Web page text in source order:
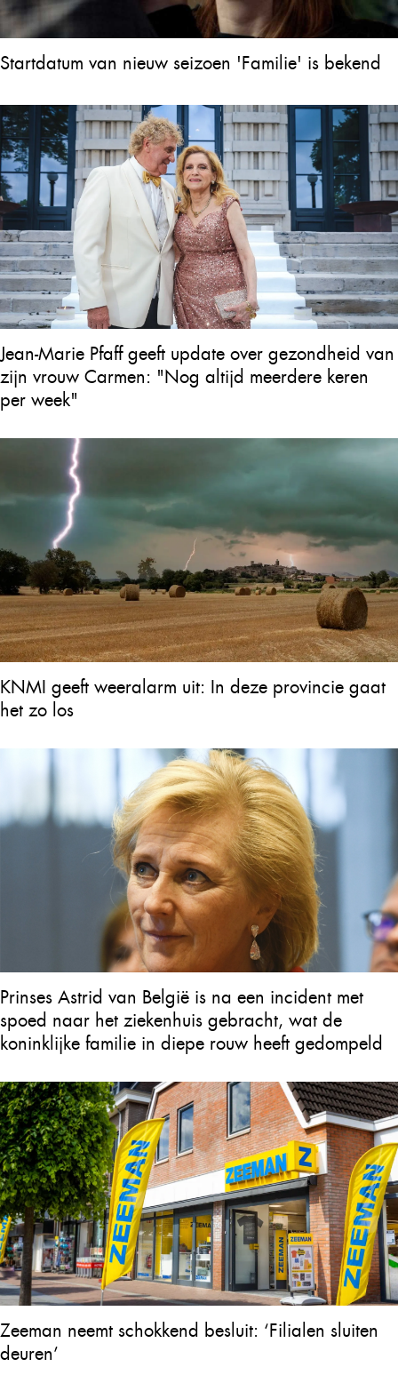
Startdatum van nieuw seizoen 'Familie' is bekend
Jean-Marie Pfaff geeft update over gezondheid van
zijn vrouw Carmen: "Nog altijd meerdere keren
per week"
KNMI geeft weeralarm uit: In deze provincie gaat
het zo los
Prinses Astrid van België is na een incident met
spoed naar het ziekenhuis gebracht, wat de
koninklijke familie in diepe rouw heeft gedompeld
Zeeman neemt schokkend besluit: ‘Filialen sluiten
deuren’